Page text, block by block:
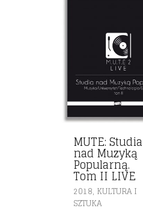
MUTE: Studia
nad Muzyką
Popularną.
Tom II LIVE
2018, KULTURA I
SZTUKA